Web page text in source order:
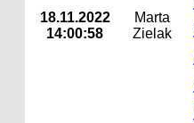
18.11.2022
14:00:58
Marta
Zielak